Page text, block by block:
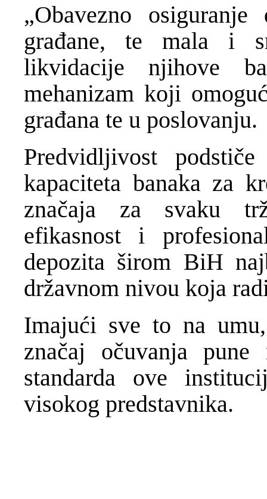
„Obavezno
građane, te mala i
likvidacije njihove
mehanizam koji
građana te u poslovanju.
Predvidljivost
kapaciteta banaka za
značaja za svaku
efikasnost i
depozita širom BiH
državnom nivou koja
Imajući sve to na
značaj očuvanja pune
standarda ove
visokog predstavnika.